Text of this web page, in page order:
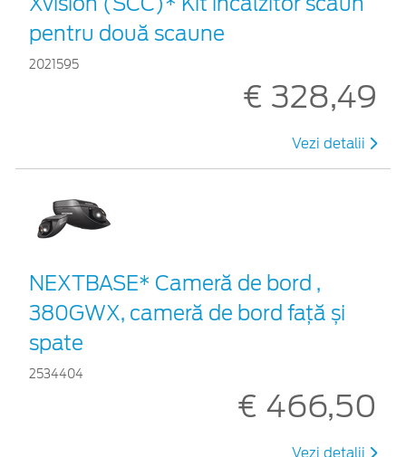
pentru două scaune
2021595
€ 328,49
Vezi detalii
NEXTBASE* Cameră de bord ,
380GWX, cameră de bord față și
spate
2534404
€ 466,50
Vezi detalii